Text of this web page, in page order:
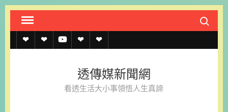
Skip
content
Search
透 透 透 聯
我
官
LINE
透傳媒新聞網
看透生活大小事領悟人生真諦